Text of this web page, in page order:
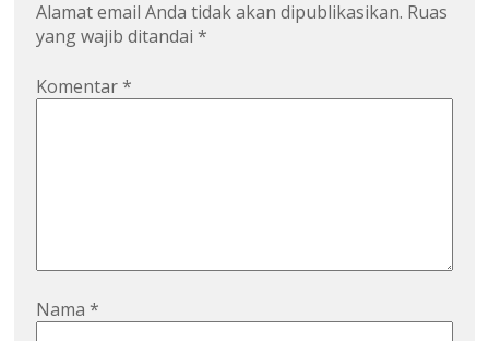
Alamat email Anda tidak akan dipublikasikan. Ruas
yang wajib ditandai*
Komentar*
Nama*